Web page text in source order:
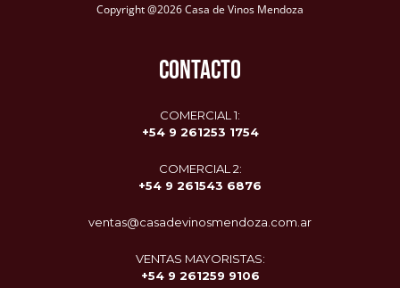
Copyright @2026 Casa de Vinos Mendoza
CONTACTO
COMERCIAL 1:
+54 9 261253 1754
COMERCIAL 2:
+54 9 261543 6876
ventas@casadevinosmendoza.com.ar
VENTAS MAYORISTAS:
+54 9 261259 9106